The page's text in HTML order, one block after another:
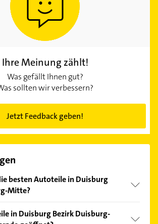
Ihre Meinung zählt!
Was gefällt Ihnen gut?
sollten wir verbessern?
Jetzt Feedback geben!
besten Autoteile in Duisburg
Mitte?
und profitieren Sie von den
in Duisburg Bezirk Duisburg-